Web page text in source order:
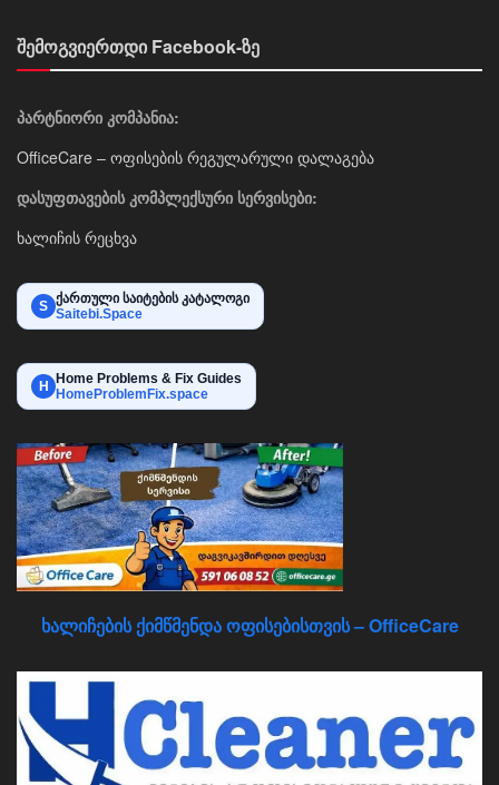
შემოგვიერთდი Facebook-ზე
პარტნიორი კომპანია:
OfficeCare – ოფისების რეგულარული დალაგება
დასუფთავების კომპლექსური სერვისები:
ხალიჩის რეცხვა
S ქართული საიტების კატალოგი
Saitebi.Space
H
Home Problems & Fix Guides
HomeProblemFix.space
ხალიჩების ქიმწმენდა ოფისებისთვის – OfficeCare